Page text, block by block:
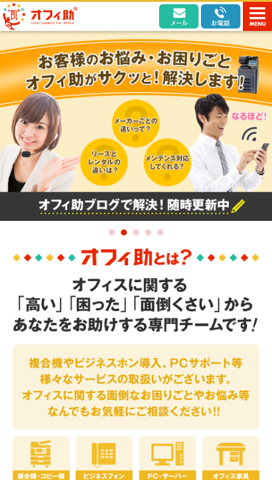
オフィ助
お問い合わ
せはこちら
0120-900-
309受付時
間：9:00～
19:00（土・
日・祝日除
く）